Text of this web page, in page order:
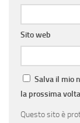
Sito web
Salva il mio
la prossima
Questo sito è